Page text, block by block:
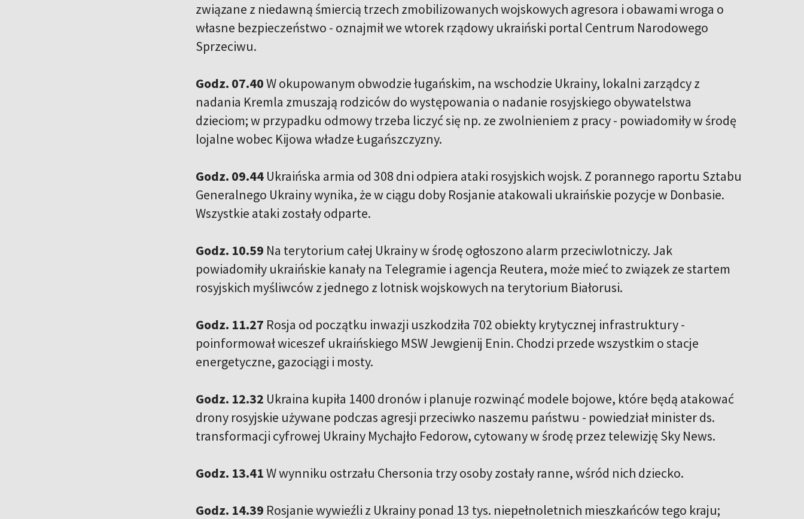
związane z niedawną śmiercią trzech zmobilizowanych wojskowych agresora i obawami wroga o
własne bezpieczeństwo - oznajmił we wtorek rządowy ukraiński portal Centrum Narodowego
Sprzeciwu.
Godz. 07.40W okupowanym obwodzie ługańskim, na wschodzie Ukrainy, lokalni zarządcy z
nadania Kremla zmuszają rodziców do występowania o nadanie rosyjskiego obywatelstwa
dzieciom; w przypadku odmowy trzeba liczyć się np. ze zwolnieniem z pracy - powiadomiły w środę
lojalne wobec Kijowa władze Ługańszczyzny.
Godz. 09.44 Ukraińska armia od 308 dni odpiera ataki rosyjskich wojsk. Z porannego raportu Sztabu
Generalnego Ukrainy wynika, że w ciągu doby Rosjanie atakowali ukraińskie pozycje w Donbasie.
Wszystkie ataki zostały odparte.
Godz. 10.59 Na terytorium całej Ukrainy w środę ogłoszono alarm przeciwlotniczy. Jak
powiadomiły ukraińskie kanały na Telegramie i agencja Reutera, może mieć to związek ze startem
rosyjskich myśliwców z jednego z lotnisk wojskowych na terytorium Białorusi.
Godz. 11.27 Rosja od początku inwazji uszkodziła 702 obiekty krytycznej infrastruktury -
poinformował wiceszef ukraińskiego MSW Jewgienij Enin. Chodzi przede wszystkim o stacje
energetyczne, gazociągi i mosty.
Godz. 12.32 Ukraina kupiła 1400 dronów i planuje rozwinąć modele bojowe, które będą atakować
drony rosyjskie używane podczas agresji przeciwko naszemu państwu - powiedział minister ds.
transformacji cyfrowej Ukrainy Mychajło Fedorow, cytowany w środę przez telewizję Sky News.
Godz. 13.41W wynniku ostrzału Chersonia trzy osoby zostały ranne, wśród nich dziecko.
Godz. 14.39 Rosjanie wywieźli z Ukrainy ponad 13 tys. niepełnoletnich mieszkańców tego kraju;